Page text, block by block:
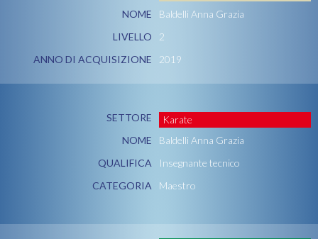
NOME
Baldelli Anna Grazia
LIVELLO
2
ANNO DI ACQUISIZIONE
2019
SETTORE
Karate
NOME
Baldelli Anna Grazia
QUALIFICA
Insegnante tecnico
CATEGORIA
Maestro